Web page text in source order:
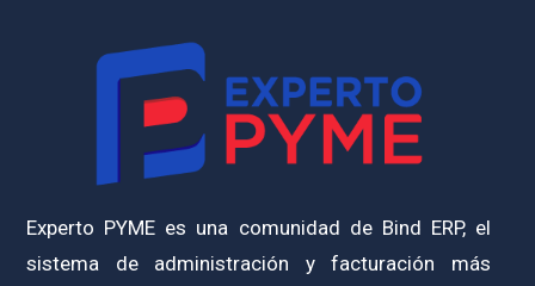
Experto PYME es una comunidad de Bind ERP, el
sistema de administración y facturación más